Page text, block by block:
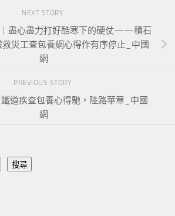
NEXT STORY
盡心盡力打好酷寒下的硬仗——積石
救災工查包養網心得作有序停止_中國
網
PREVIOUS STORY
道疾查包養心得馳，陸路華章_中國
網
搜尋